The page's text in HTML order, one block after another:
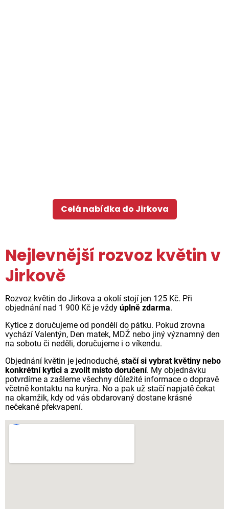
Celá nabídka do Jirkova
Nejlevnější rozvoz květin v
Jirkově
Rozvoz květin do Jirkova a okolí stojí jen 125 Kč. Při
objednání nad 1 900 Kč je vždy úplně zdarma.
Kytice z doručujeme od pondělí do pátku. Pokud zrovna
vychází Valentýn, Den matek, MDŽ nebo jiný významný den
na sobotu či neděli, doručujeme i o víkendu.
Objednání květin je jednoduché, stačí si vybrat květiny nebo
konkrétní kytici a zvolit místo doručení. My objednávku
potvrdíme a zašleme všechny důležité informace o dopravě
včetně kontaktu na kurýra. No a pak už stačí napjatě čekat
na okamžik, kdy od vás obdarovaný dostane krásné
nečekané překvapení.